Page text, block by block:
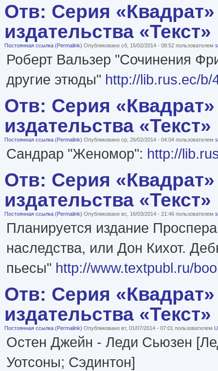
Отв: Серия «Квадрат»
издательства «Текст»
Постоянная ссылка (Permalink) Опубликовано сб, 15/02/2014 - 08:52 пользователем
Роберт Вальзер "Сочинения
другие этюды" http://lib.rus.ec/b/
Отв: Серия «Квадрат»
издательства «Текст»
Постоянная ссылка (Permalink) Опубликовано ср, 26/02/2014 - 04:04 пользователем
Сандрар "Женомор": http://
Отв: Серия «Квадрат»
издательства «Текст»
Постоянная ссылка (Permalink) Опубликовано вс, 16/03/2014 - 21:46 пользователем
Планируется издание
наследства, или Дон Кихот.
пьесы" http://www.textpubl.ru/
Отв: Серия «Квадрат»
издательства «Текст»
Постоянная ссылка (Permalink) Опубликовано вт, 01/07/2014 - 07:01 пользователем
Остен Джейн - Леди Сьюзен
Уотсоны; Сэдинтон]